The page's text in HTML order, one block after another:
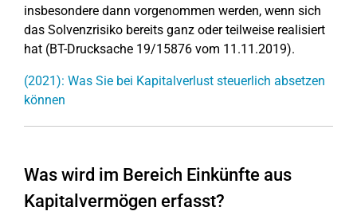
insbesondere dann vorgenommen werden, wenn sich
das Solvenzrisiko bereits ganz oder teilweise realisiert
hat (BT-Drucksache 19/15876 vom 11.11.2019).
(2021): Was Sie bei Kapitalverlust steuerlich absetzen
können
Was wird im Bereich Einkünfte aus
Kapitalvermögen erfasst?